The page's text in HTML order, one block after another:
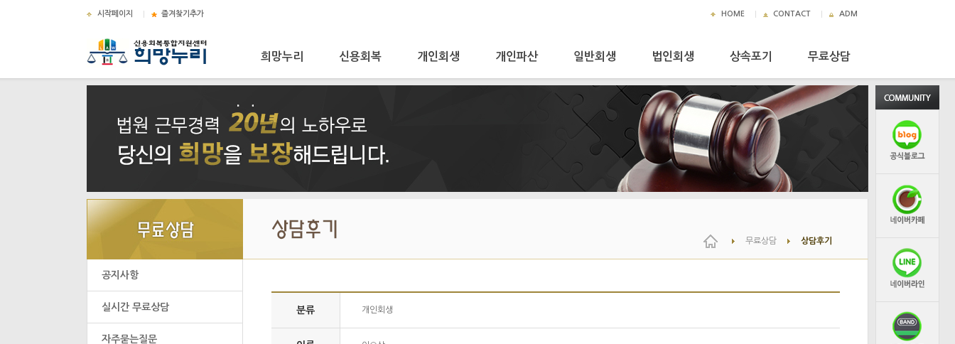
시작페이지 즐겨찾기추가 HOME CONTACT ADM
희망누리 신용회복 개인회생 개인파산 일반회생 법인회생 상속포기 무료상담
공지사항
실시간 무료상담
자주묻는질문
무료상담 상담후기
분류 개인회생